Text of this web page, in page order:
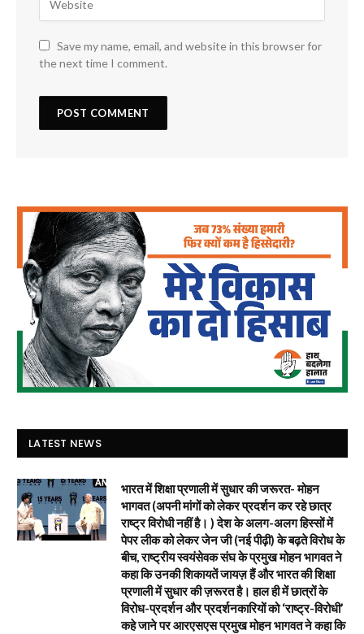
Save my name, email, and website in this browser for
the next time I comment.
LATEST NEWS
भारत में शिक्षा प्रणाली में सुधार की जरूरत- मोहन
भागवत (अपनी मांगों को लेकर प्रदर्शन कर रहे छात्र
राष्ट्र विरोधी नहीं है। ) देश के अलग-अलग हिस्सों में
पेपर लीक को लेकर जेन जी (नई पीढ़ी) के बढ़ते विरोध के
बीच, राष्ट्रीय स्वयंसेवक संघ के प्रमुख मोहन भागवत ने
कहा कि उनकी शिकायतें जायज़ हैं और भारत की शिक्षा
प्रणाली में सुधार की ज़रूरत है। हाल ही में छात्रों के
विरोध-प्रदर्शन और प्रदर्शनकारियों को ‘राष्ट्र-विरोधी’
कहे जाने पर आरएसएस प्रमुख मोहन भागवत ने कहा कि